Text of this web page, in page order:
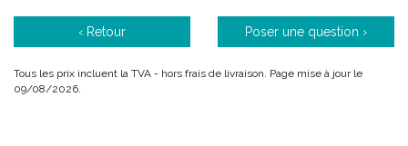
‹ Retour Poser une question ›
Tous les prix incluent la TVA - hors frais de livraison. Page mise à jour le
09/08/2026.